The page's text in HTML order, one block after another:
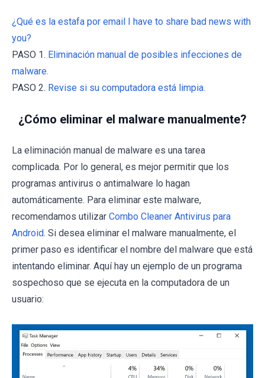
¿Qué es la estafa por email I have to share bad news with
you?
PASO 1. Eliminación manual de posibles infecciones de
malware.
PASO 2. Revise si su computadora está limpia.
¿Cómo eliminar el malware manualmente?
La eliminación manual de malware es una tarea
complicada. Por lo general, es mejor permitir que los
programas antivirus o antimalware lo hagan
automáticamente. Para eliminar este malware,
recomendamos utilizar Combo Cleaner Antivirus para
Android. Si desea eliminar el malware manualmente, el
primer paso es identificar el nombre del malware que está
intentando eliminar. Aquí hay un ejemplo de un programa
sospechoso que se ejecuta en la computadora de un
usuario: